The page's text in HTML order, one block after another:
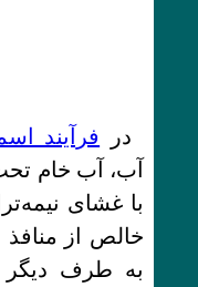
در فرآیند
آب، آب خام
با غشای
خالص از
به طرف